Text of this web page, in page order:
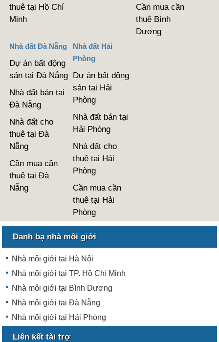
thuê tại Hồ Chí
Minh
Cần mua cần
thuê Bình
Dương
Nhà đất Đà Nẵng
Dự án bất động
sản tại Đà Nẵng
Nhà đất bán tại
Đà Nẵng
Nhà đất cho
thuê tại Đà
Nẵng
Cần mua cần
thuê tại Đà
Nẵng
Nhà đất Hải
Phòng
Dự án bất động
sản tại Hải
Phòng
Nhà đất bán tại
Hải Phòng
Nhà đất cho
thuê tại Hải
Phòng
Cần mua cần
thuê tại Hải
Phòng
Danh bạ nhà môi giới
Nhà môi giới tại Hà Nội
Nhà môi giới tại TP. Hồ Chí Minh
Nhà môi giới tại Bình Dương
Nhà môi giới tại Đà Nẵng
Nhà môi giới tại Hải Phòng
Liên kết tài trợ